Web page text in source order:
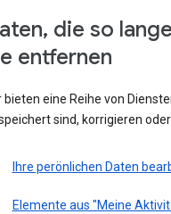
die so
entfernen
bieten eine Reihe von
sind, korrigieren
Ihre perönlichen Daten
Elemente aus "Meine